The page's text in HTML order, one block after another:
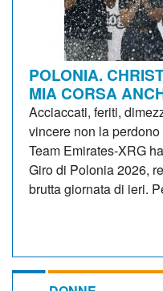
POLONIA.
MIA CORSA
Acciaccati, feriti,
vincere non la
Team Emirates-XRG
Giro di Polonia 2026,
brutta giornata di ieri.